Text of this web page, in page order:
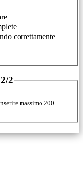
correttamente
2/2
massimo 200